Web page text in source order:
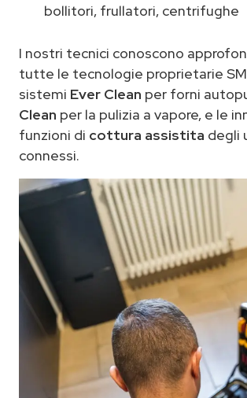
bollitori, frullatori, centrifughe
I nostri tecnici conoscono
tutte le tecnologie proprietarie
sistemi Ever Clean per forni
Clean per la pulizia a vapore, e le
funzioni di cottura assistita degli
connessi.